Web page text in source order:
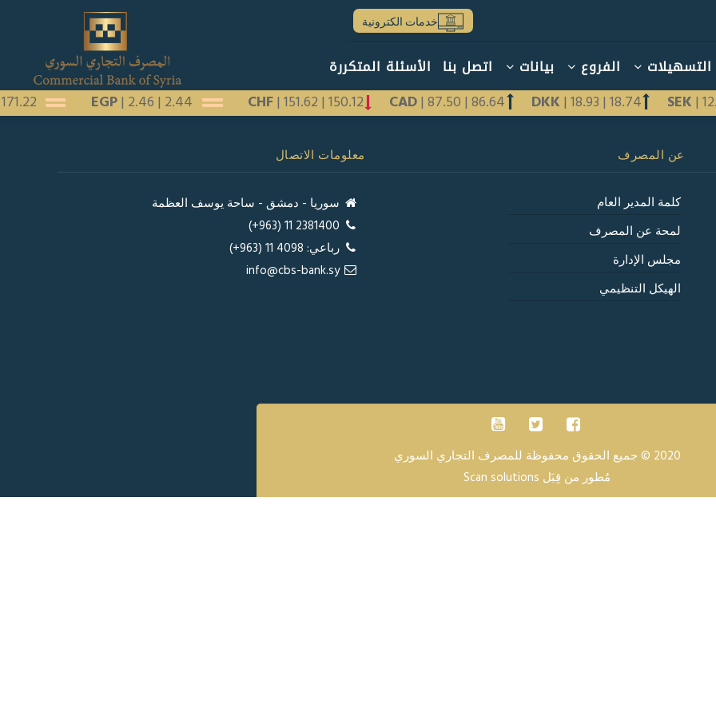
خدمات الكترونية
التسهيلات الفروع بيانات اتصل بنا الأسئلة المتكررة
SEK |
DKK|18.93|18.74
CAD |87.50 |86.64
CHF|151.62|150.12
EGP |2.46 |2.44
171.22
معلومات الاتصال
سوريا - دمشق - ساحة يوسف العظمة
رباعي: 4098 11 (963+)
info@cbs-bank.sy
عن المصرف
كلمة المدير العام
لمحة عن المصرف
مجلس الإدارة
الهيكل التنظيمي
2020 © جميع الحقوق محفوظة للمصرف التجاري السوري
مُطور من قِبَل Scan solutions